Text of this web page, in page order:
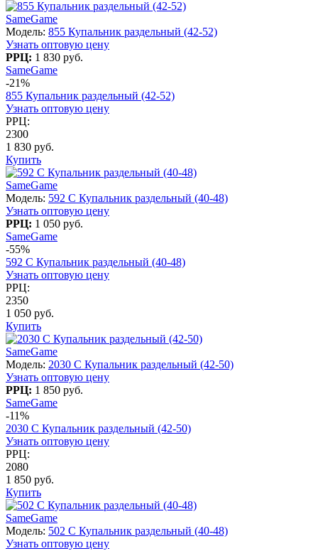
SameGame
Модель: 855 Купальник раздельный (42-52)
Узнать оптовую цену
РРЦ: 1 830 руб.
SameGame
-21%
855 Купальник раздельный (42-52)
Узнать оптовую цену
РРЦ:
2300
1 830 руб.
Купить
SameGame
Модель: 592 C Купальник раздельный (40-48)
Узнать оптовую цену
РРЦ: 1 050 руб.
SameGame
-55%
592 C Купальник раздельный (40-48)
Узнать оптовую цену
РРЦ:
2350
1 050 руб.
Купить
SameGame
Модель: 2030 C Купальник раздельный (42-50)
Узнать оптовую цену
РРЦ: 1 850 руб.
SameGame
-11%
2030 C Купальник раздельный (42-50)
Узнать оптовую цену
РРЦ:
2080
1 850 руб.
Купить
SameGame
Модель: 502 C Купальник раздельный (40-48)
Узнать оптовую цену